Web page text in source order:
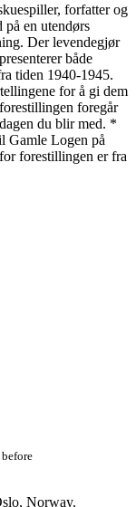
forfatter og
en utendørs
Der levendegjør
både
tiden 1940-1945.
for å gi dem
foregår
du blir med. *
Gamle Logen på
forestillingen er fra
Norway.